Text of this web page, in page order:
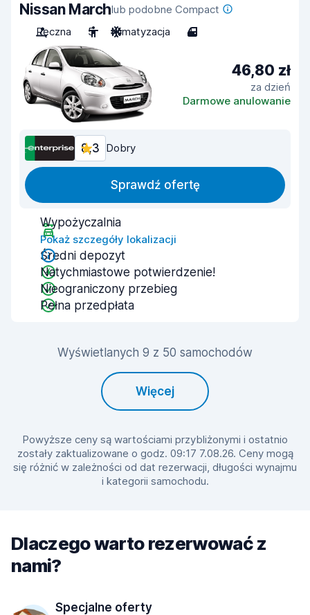
Nissan Marchlub podobne Compact
Ręczna
5 Klimatyzacja 4
46,80 zł
za dzień
Darmowe anulowanie
8,3 Dobry
Sprawdź ofertę
Wypożyczalnia
Pokaż szczegóły lokalizacji
Średni depozyt
Natychmiastowe potwierdzenie!
Nieograniczony przebieg
Pełna przedpłata
Wyświetlanych 9 z 50 samochodów
Więcej
Powyższe ceny są wartościami przybliżonymi i ostatnio
zostały zaktualizowane o godz. 09:17 7.08.26. Ceny mogą
się różnić w zależności od dat rezerwacji, długości wynajmu
i kategorii samochodu.
Dlaczego warto rezerwować z
nami?
Specjalne oferty